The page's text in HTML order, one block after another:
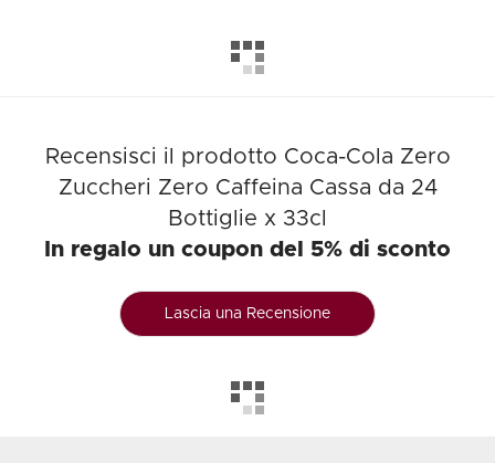
Recensisci il prodotto Coca-Cola Zero
Zuccheri Zero Caffeina Cassa da 24
Bottiglie x 33cl
In regalo un coupon del 5% di sconto
Lascia una Recensione